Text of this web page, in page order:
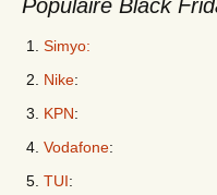
Populaire Black
Simyo:
Nike:
KPN:
Vodafone:
TUI: